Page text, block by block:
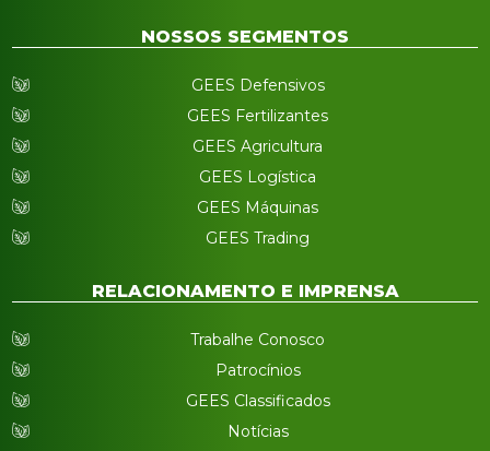
NOSSOS SEGMENTOS
GEES Defensivos
GEES Fertilizantes
GEES Agricultura
GEES Logística
GEES Máquinas
GEES Trading
RELACIONAMENTO E IMPRENSA
Trabalhe Conosco
Patrocínios
GEES Classificados
Notícias